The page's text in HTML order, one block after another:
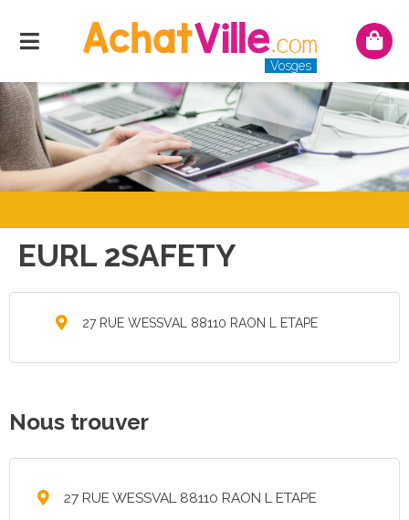
Menu
Vosges
Mon
EURL 2SAFETY
27 RUE WESSVAL 88110 RAON L ETAPE
Nous trouver
27 RUE WESSVAL 88110 RAON L ETAPE